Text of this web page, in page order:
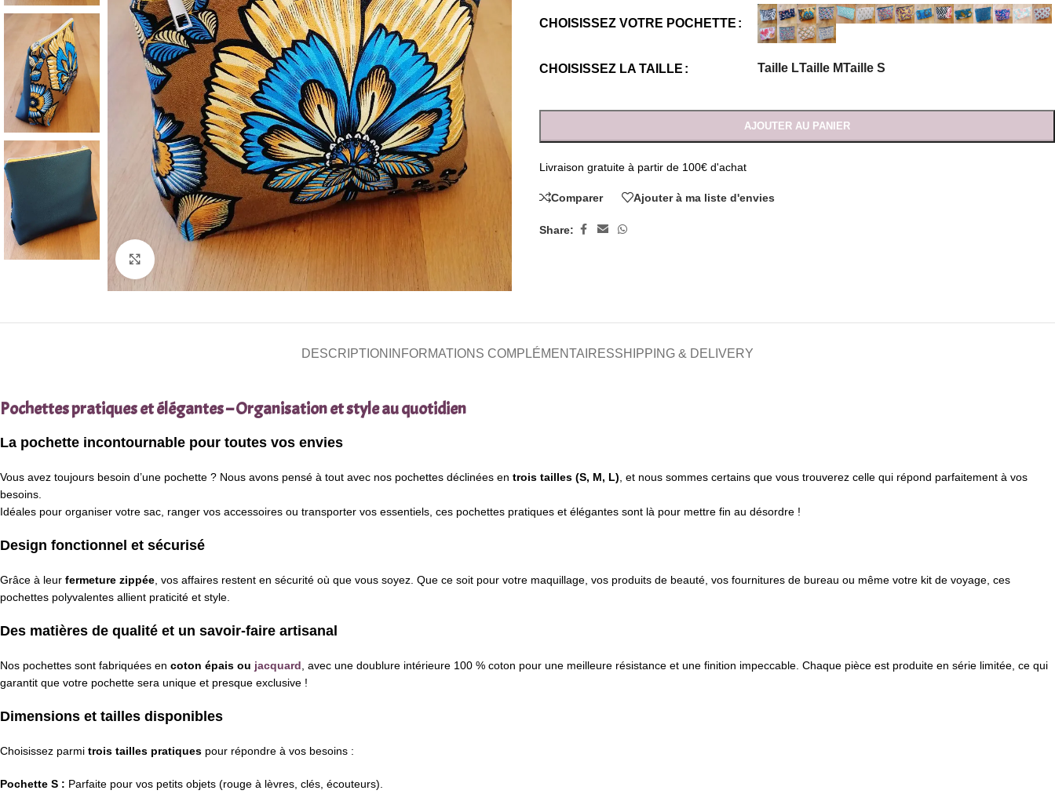
Agrandir l'image
CHOISISSEZ VOTRE POCHETTE
CHOISISSEZ LA TAILLE Taille LTaille MTaille S
AJOUTER AU PANIER
Livraison gratuite à partir de 100€ d'achat
Comparer Ajouter à ma liste d'envies
Share:
DESCRIPTION INFORMATIONS COMPLÉMENTAIRESSHIPPING & DELIVERY
Pochettes pratiques et élégantes – Organisation et style au quotidien
La pochette incontournable pour toutes vos envies
Vous avez toujours besoin d’une pochette ? Nous avons pensé à tout avec nos pochettes déclinées en trois tailles (S, M, L) , et nous sommes certains que vous trouverez celle qui répond parfaitement à vos
besoins.
Idéales pour organiser votre sac, ranger vos accessoires ou transporter vos essentiels, ces pochettes pratiques et élégantes sont là pour mettre fin au désordre !
Design fonctionnel et sécurisé
Grâce à leur fermeture zippée , vos affaires restent en sécurité où que vous soyez. Que ce soit pour votre maquillage, vos produits de beauté, vos fournitures de bureau ou même votre kit de voyage, ces
pochettes polyvalentes allient praticité et style.
Des matières de qualité et un savoir-faire artisanal
Nos pochettes sont fabriquées en coton épais ou jacquard , avec une doublure intérieure 100 % coton pour une meilleure résistance et une finition impeccable. Chaque pièce est produite en série limitée, ce qui
garantit que votre pochette sera unique et presque exclusive !
Dimensions et tailles disponibles
Choisissez parmi trois tailles pratiques pour répondre à vos besoins :
Pochette S : Parfaite pour vos petits objets (rouge à lèvres, clés, écouteurs).